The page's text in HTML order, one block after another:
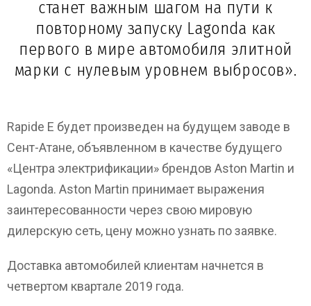
станет важным шагом на пути к
повторному запуску Lagonda как
первого в мире автомобиля элитной
марки с нулевым уровнем выбросов».
Rapide E будет произведен на будущем заводе в
Сент-Атане, объявленном в качестве будущего
«Центра электрификации» брендов Aston Martin и
Lagonda. Aston Martin принимает выражения
заинтересованности через свою мировую
дилерскую сеть, цену можно узнать по заявке.
Доставка автомобилей клиентам начнется в
четвертом квартале 2019 года.